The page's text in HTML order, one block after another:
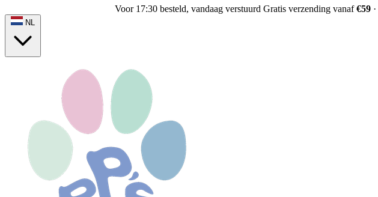
Voor 17:30 besteld, vandaag verstuurd Gratis verzending vanaf€59 ·
NL